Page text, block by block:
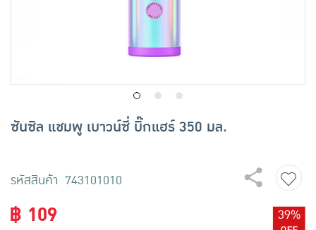
ซันซิล แชมพู เบาวน์ซี่ บิ๊กแฮร์ 350 มล.
รหัสสินค้า 743101010
฿ 109
39%